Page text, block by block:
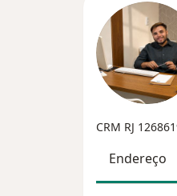
CRM RJ
Endereço